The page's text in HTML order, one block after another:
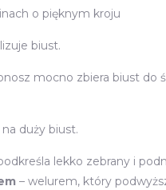
o pięknym kroju
biust.
mocno zbiera biust do
duży biust.
lekko zebrany i
– welurem, który